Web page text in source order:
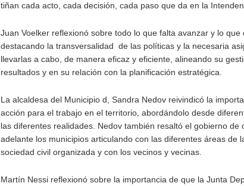
tiñan cada acto, cada decisión, cada paso que da en la
Juan Voelker reflexionó sobre todo lo que falta avanzar y lo que
destacando la transversalidad de las políticas y la necesaria
llevarlas a cabo, de manera eficaz y eficiente, alineando su
resultados y en su relación con la planificación estratégica.
La alcaldesa del Municipio d, Sandra Nedov reivindicó la
acción para el trabajo en el territorio, abordándolo desde
las diferentes realidades. Nedov también resaltó el gobierno de
adelante los municipios articulando con las diferentes áreas de
sociedad civil organizada y con los vecinos y vecinas.
Martín Nessi reflexionó sobre la importancia de que la Junta